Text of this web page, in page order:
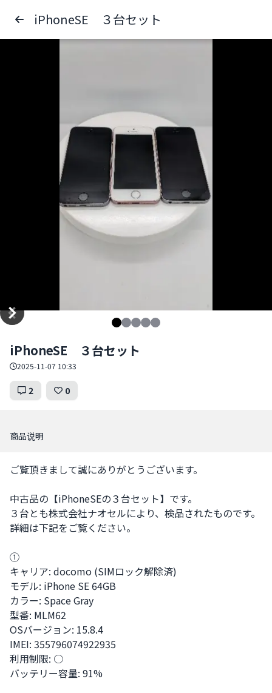
iPhoneSE ３台セット
iPhoneSE ３台セット
2025-11-07 10:33
2 0
商品说明
ご覧頂きまして誠にありがとうございます。
中古品の【iPhoneSEの３台セット】です。
３台とも株式会社ナオセルにより、検品されたものです。
詳細は下記をご覧ください。
①
キャリア: docomo (SIMロック解除済)
モデル: iPhone SE 64GB
カラー: Space Gray
型番: MLM62
OSバージョン: 15.8.4
IMEI: 355796074922935
利用制限: ○
バッテリー容量: 91%